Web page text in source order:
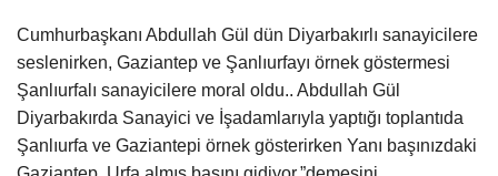
Eğitim
Spor
Gündem
Cumhurbaşkanı Abdullah Gül dün Diyarbakırlı sanayicilere
seslenirken, Gaziantep ve Şanlıurfayı örnek göstermesi
Şanlıurfalı sanayicilere moral oldu.. Abdullah Gül
Diyarbakırda Sanayici ve İşadamlarıyla yaptığı toplantıda
Şanlıurfa ve Gaziantepi örnek gösterirken Yanı başınızdaki